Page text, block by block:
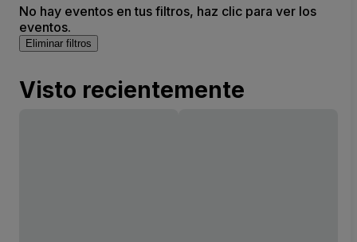
No hay eventos en tus filtros, haz clic para ver los
eventos.
Eliminar filtros
Visto recientemente